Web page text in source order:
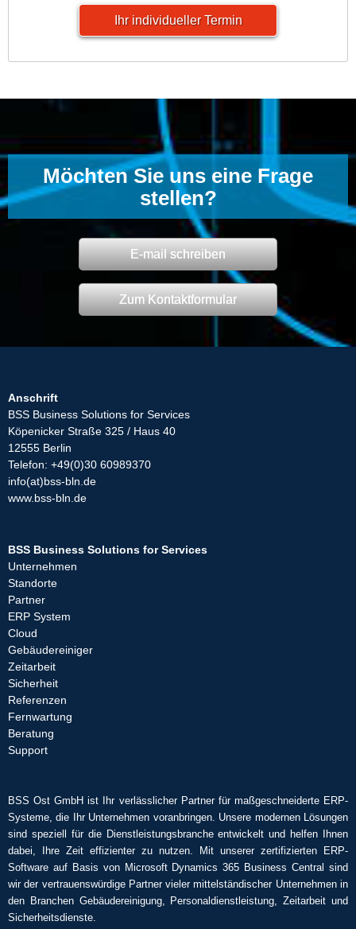
Ihr individueller Termin
Möchten Sie uns eine Frage
stellen?
E-mail schreiben
Zum Kontaktformular
Anschrift
BSS Business Solutions for Services
Köpenicker Straße 325 / Haus 40
12555 Berlin
Telefon: +49(0)30 60989370
info(at)bss-bln.de
www.bss-bln.de
BSS Business Solutions for Services
Unternehmen
Standorte
Partner
ERP System
Cloud
Gebäudereiniger
Zeitarbeit
Sicherheit
Referenzen
Fernwartung
Beratung
Support
BSS Ost GmbH ist Ihr verlässlicher Partner für maßgeschneiderte ERP-
Systeme, die Ihr Unternehmen voranbringen. Unsere modernen Lösungen
sind speziell für die Dienstleistungsbranche entwickelt und helfen Ihnen
dabei, Ihre Zeit effizienter zu nutzen. Mit unserer zertifizierten ERP-
Software auf Basis von Microsoft Dynamics 365 Business Central sind
wir der vertrauenswürdige Partner vieler mittelständischer Unternehmen in
den Branchen Gebäudereinigung, Personaldienstleistung, Zeitarbeit und
Sicherheitsdienste.